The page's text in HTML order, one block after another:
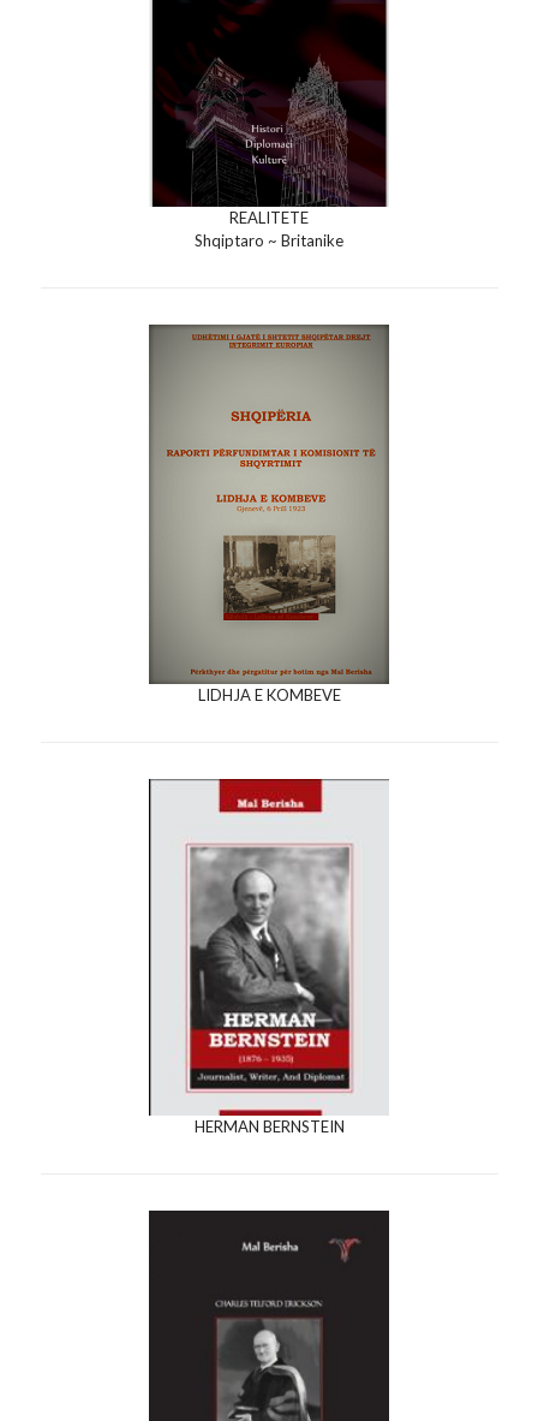
REALITETE
Shqiptaro ~ Britanike
LIDHJA E KOMBEVE
HERMAN BERNSTEIN